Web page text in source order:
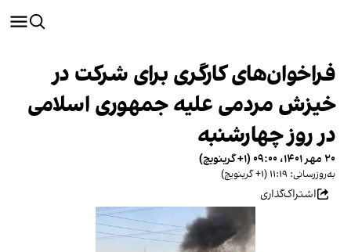
فراخوان‌های کارگری برای شرکت در
خیزش مردمی علیه جمهوری اسلامی
در روز چهارشنبه
۲۰ مهر ۱۴۰۱، ۰۹:۰۰ (‎+۱ گرینویچ)
به‌روزرسانی: ۱۱:۱۹ (‎+۱ گرینویچ)
اشتراک‌گذاری